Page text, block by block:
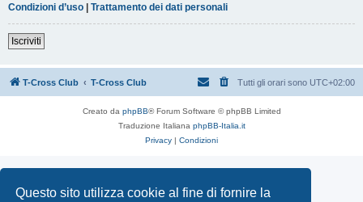
Questo sito utilizza cookie al fine di fornire la
Condizioni d’uso | Trattamento dei dati personali
Iscriviti
T-Cross Club T-Cross Club Tutti gli orari sono UTC+02:00
Creato da phpBB® Forum Software © phpBB Limited
Traduzione Italiana phpBB-Italia.it
Privacy | Condizioni